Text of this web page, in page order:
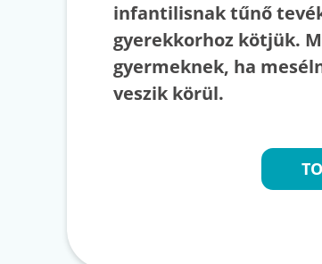
infantilisnak tűnő
gyerekkorhoz kötjük.
gyermeknek, ha
veszik körül.